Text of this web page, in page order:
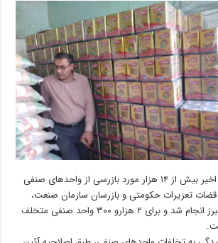
او اضافه کرد: در ۲هفته اخیر بیش از ۱۴ هزار مورد بازرسی از واحد‌های صنفی
تعزیرات حکومتی و بازرسان سازمان صنعت،
معدن وتجارت استان البرز انجام شد و برای ۲ هزارو ۳۰۰ واحد صنفی متخلف